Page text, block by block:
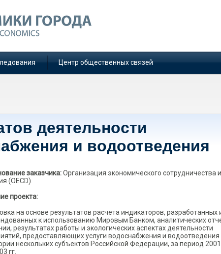
Центр общественных связей
деятельности
и водоотведения
заказчика:Организация экономического сотрудничества и
(OECD).
проекта:
на основе результатов расчета индикаторов, разработанных
к использованию Мировым Банком, аналитических
результатах работы и экологических аспектах деятельности
предоставляющих услуги водоснабжения и водоотведения
нескольких субъектов Российской Федерации, за период
гг.